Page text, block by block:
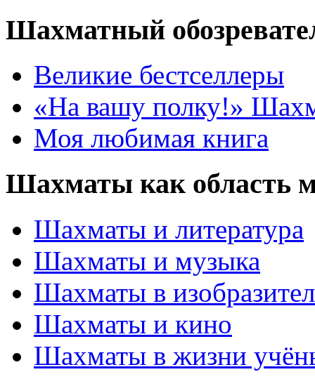
Шахматный
Великие бестселлеры
«На вашу полку!»
Моя любимая книга
Шахматы как область
Шахматы и литература
Шахматы и музыка
Шахматы в
Шахматы и кино
Шахматы в жизни